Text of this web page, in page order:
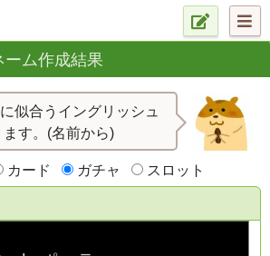
ーム作成結果
似合うイングリッシュ
す。(名前から)
カード ガチャ スロット